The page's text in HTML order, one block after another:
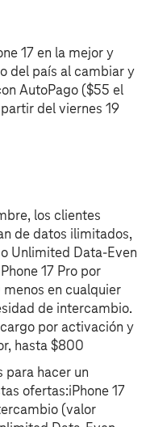
17 en la mejor y
del país al cambiar y
AutoPago ($55 el
del viernes 19
los clientes
de datos ilimitados,
Unlimited Data-Even
17 Pro por
menos en cualquier
de intercambio.
por activación y
hasta $800
para hacer un
ofertas:iPhone 17
(valor